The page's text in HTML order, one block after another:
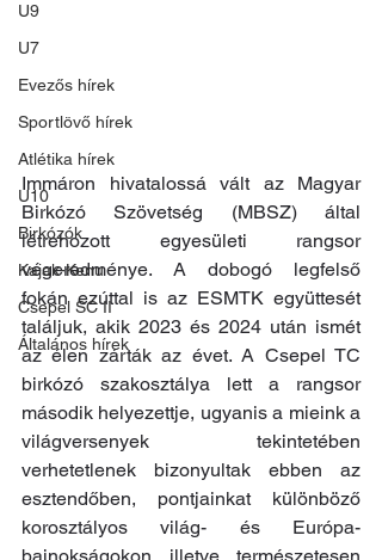
U9
U7
Evezős hírek
Sportlövő hírek
Atlétika hírek
U10
Birkózók
Kajak-Kenu
Csepel SC II
Általános hírek
Immáron hivatalossá vált az Magyar
Birkózó Szövetség (MBSZ) által
létrehozott egyesületi rangsor
végeredménye. A dobogó legfelső
fokán ezúttal is az ESMTK együttesét
találjuk, akik 2023 és 2024 után ismét
az élen zárták az évet. A Csepel TC
birkózó szakosztálya lett a rangsor
második helyezettje, ugyanis a mieink a
világversenyek tekintetében
verhetetlenek bizonyultak ebben az
esztendőben, pontjainkat különböző
korosztályos világ- és Európa-